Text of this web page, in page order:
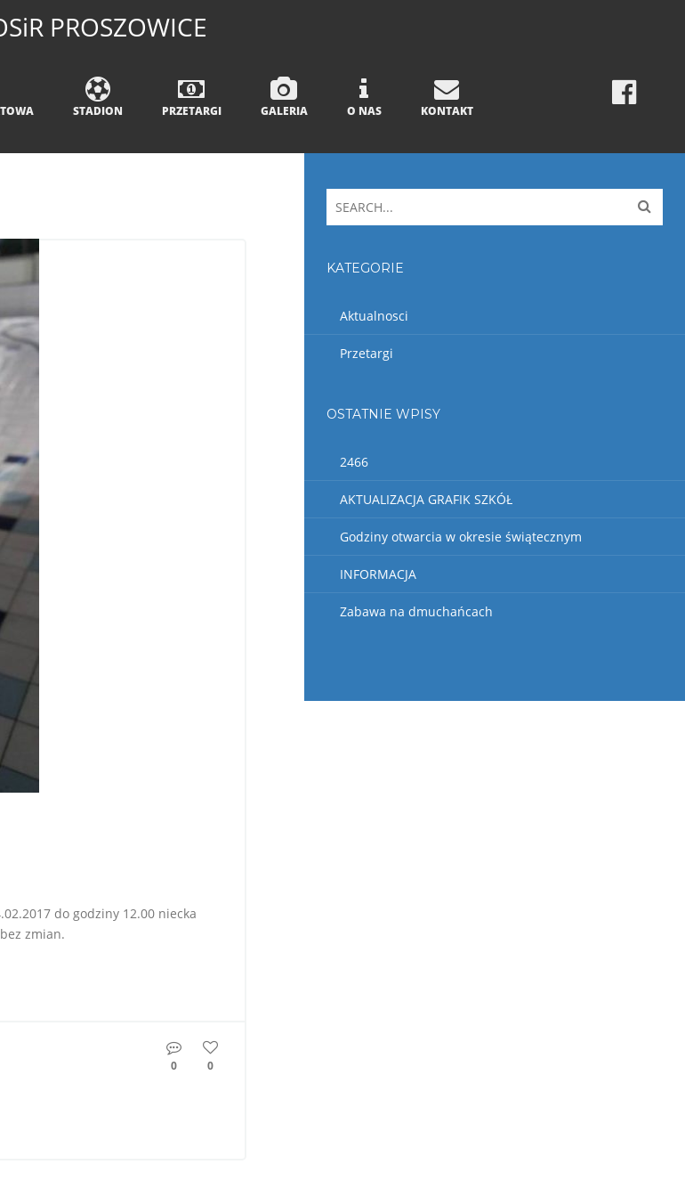
PROSZOWICE
STADION PRZETARGI GALERIA O NAS KONTAKT
do godziny 12.00 niecka
zmian.
0 0
KATEGORIE
Aktualnosci
Przetargi
OSTATNIE WPISY
2466
AKTUALIZACJA GRAFIK SZKÓŁ
Godziny otwarcia w okresie świątecznym
INFORMACJA
Zabawa na dmuchańcach